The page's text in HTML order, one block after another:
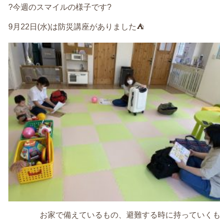
?今週のスマイルの様子です?
9月 22 日 (水)は防災講座がありました⛺️
お家で備えているもの、避難する時に持っていくも